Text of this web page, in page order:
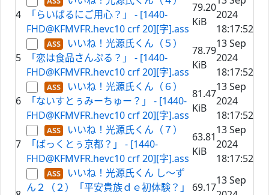
4
「らいばるにご用心？」 - [1440-
FHD@KFMVFR.hevc10 crf 20][字].ass
79.20
KiB
2024
18:17:52
5
いいね！光源氏くん（５）
「恋は食品さんぷる？」 - [1440-
FHD@KFMVFR.hevc10 crf 20][字].ass
78.79
KiB
13 Sep
2024
18:17:52
6
いいね！光源氏くん（６）
「ないすとぅみーちゅー？」 - [1440-
FHD@KFMVFR.hevc10 crf 20][字].ass
81.47
KiB
13 Sep
2024
18:17:52
7
いいね！光源氏くん（７）
「ばっくとぅ京都？」 - [1440-
FHD@KFMVFR.hevc10 crf 20][字].ass
63.81
KiB
13 Sep
2024
18:17:52
いいね！光源氏くん し～ず
ん２（２）「平安貴族ｄｅ初体験？」
69.17
13 Sep